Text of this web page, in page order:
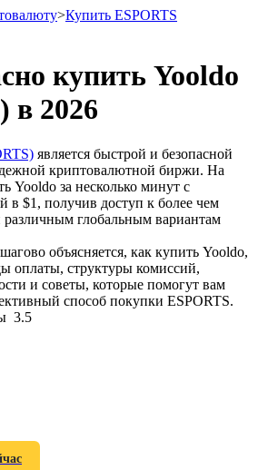
USDT в качестве
>Купить ESPORTS
купить Yooldo
в 2026
является быстрой и безопасной
криптовалютной биржи. На
Yooldo за несколько минут с
в ​​$1, получив доступ к более чем
глобальным вариантам
объясняется, как купить Yooldo,
оплаты, структуры комиссий,
и советы, которые помогут вам
способ покупки ESPORTS.
3.5